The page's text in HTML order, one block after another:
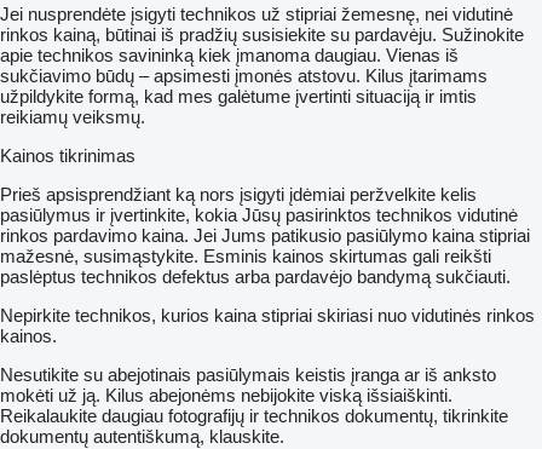
Jei nusprendėte įsigyti technikos už stipriai žemesnę, nei vidutinė
rinkos kainą, būtinai iš pradžių susisiekite su pardavėju. Sužinokite
apie technikos savininką kiek įmanoma daugiau. Vienas iš
sukčiavimo būdų – apsimesti įmonės atstovu. Kilus įtarimams
užpildykite formą, kad mes galėtume įvertinti situaciją ir imtis
reikiamų veiksmų.
Kainos tikrinimas
Prieš apsisprendžiant ką nors įsigyti įdėmiai peržvelkite kelis
pasiūlymus ir įvertinkite, kokia Jūsų pasirinktos technikos vidutinė
rinkos pardavimo kaina. Jei Jums patikusio pasiūlymo kaina stipriai
mažesnė, susimąstykite. Esminis kainos skirtumas gali reikšti
paslėptus technikos defektus arba pardavėjo bandymą sukčiauti.
Nepirkite technikos, kurios kaina stipriai skiriasi nuo vidutinės rinkos
kainos.
Nesutikite su abejotinais pasiūlymais keistis įranga ar iš anksto
mokėti už ją. Kilus abejonėms nebijokite viską išsiaiškinti.
Reikalaukite daugiau fotografijų ir technikos dokumentų, tikrinkite
dokumentų autentiškumą, klauskite.